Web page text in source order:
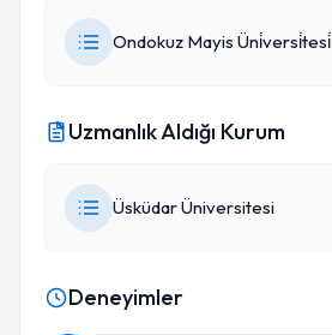
Ondokuz Mayis Üni̇versi̇tesi̇
Uzmanlık Aldığı Kurum
Üsküdar Üniversitesi
Deneyimler